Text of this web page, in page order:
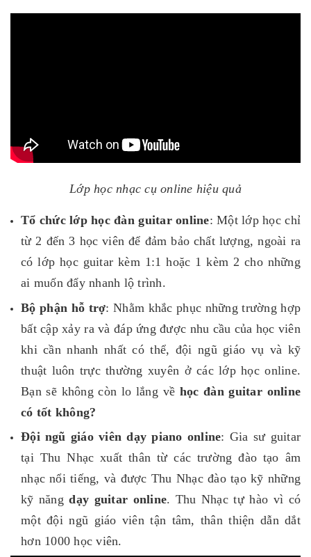
Lớp học nhạc cụ online hiệu quả
Tổ chức lớp học đàn guitar online: Một lớp học chỉ
từ 2 đến 3 học viên để đảm bảo chất lượng, ngoài ra
có lớp học guitar kèm 1:1 hoặc 1 kèm 2 cho những
ai muốn đẩy nhanh lộ trình.
Bộ phận hỗ trợ: Nhằm khắc phục những trường hợp
bất cập xảy ra và đáp ứng được nhu cầu của học viên
khi cần nhanh nhất có thể, đội ngũ giáo vụ và kỹ
thuật luôn trực thường xuyên ở các lớp học online.
Bạn sẽ không còn lo lắng về học đàn guitar online
có tốt không?
Đội ngũ giáo viên dạy piano online: Gia sư guitar
tại Thu Nhạc xuất thân từ các trường đào tạo âm
nhạc nổi tiếng, và được Thu Nhạc đào tạo kỹ những
kỹ năngdạy guitar online. Thu Nhạc tự hào vì có
một đội ngũ giáo viên tận tâm, thân thiện dẫn dắt
hơn 1000 học viên.